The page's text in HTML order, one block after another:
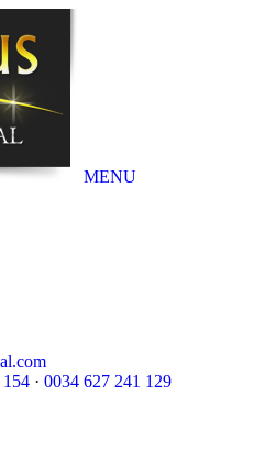
MENU
154 · 0034 627 241 129